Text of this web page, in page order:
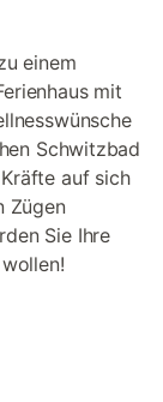
einem
mit
Schwitzbad
auf sich
Zügen
Sie Ihre